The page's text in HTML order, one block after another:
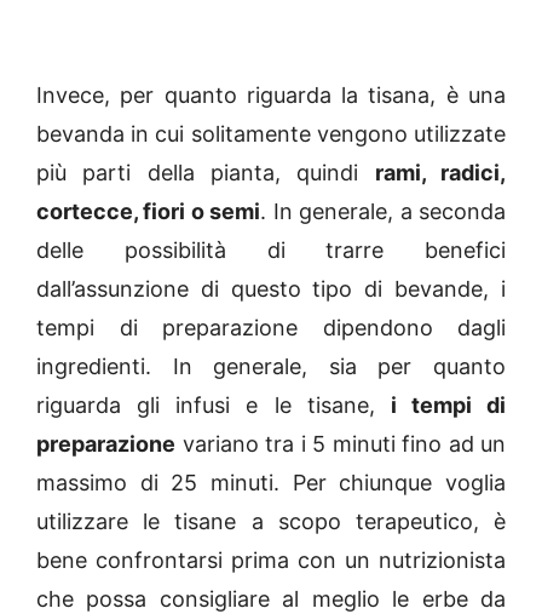
Invece, per quanto riguarda la tisana, è una
bevanda in cui solitamente vengono utilizzate
più parti della pianta, quindi rami, radici,
cortecce, fiori o semi. In generale, a seconda
delle possibilità di trarre benefici
dall’assunzione di questo tipo di bevande, i
tempi di preparazione dipendono dagli
ingredienti. In generale, sia per quanto
riguarda gli infusi e le tisane, i tempi di
preparazione variano tra i 5 minuti fino ad un
massimo di 25 minuti. Per chiunque voglia
utilizzare le tisane a scopo terapeutico, è
bene confrontarsi prima con un nutrizionista
che possa consigliare al meglio le erbe da